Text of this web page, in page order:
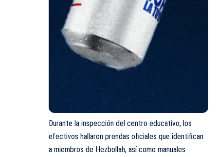
Durante la inspección del centro educativo, los
efectivos hallaron prendas oficiales que identifican
a miembros de Hezbollah, así como manuales